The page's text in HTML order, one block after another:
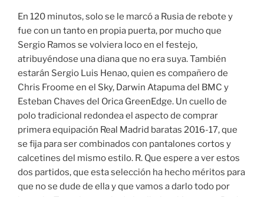
En 120 minutos, solo se le marcó a Rusia de rebote y
fue con un tanto en propia puerta, por mucho que
Sergio Ramos se volviera loco en el festejo,
atribuyéndose una diana que no era suya. También
estarán Sergio Luis Henao, quien es compañero de
Chris Froome en el Sky, Darwin Atapuma del BMC y
Esteban Chaves del Orica GreenEdge. Un cuello de
polo tradicional redondea el aspecto de comprar
primera equipación Real Madrid baratas 2016-17, que
se fija para ser combinados con pantalones cortos y
calcetines del mismo estilo. R. Que espere a ver estos
dos partidos, que esta selección ha hecho méritos para
que no se dude de ella y que vamos a darlo todo por